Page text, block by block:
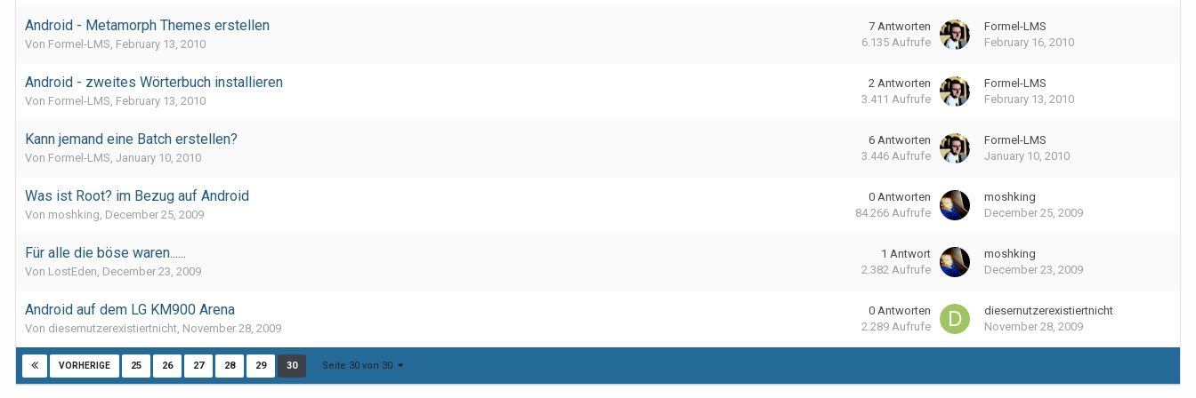
Android - Metamorph Themes erstellen
Von Formel-LMS, February 13, 2010
7 Antworten
6.135 Aufrufe
Formel-LMS
February 16, 2010
Android - zweites Wörterbuch installieren
Von Formel-LMS, February 13, 2010
2 Antworten
3.411 Aufrufe
Formel-LMS
February 13, 2010
Kann jemand eine Batch erstellen?
Von Formel-LMS, January 10, 2010
6 Antworten
3.446 Aufrufe
Formel-LMS
January 10, 2010
Was ist Root? im Bezug auf Android
Von moshking, December 25, 2009
0 Antworten
84.266 Aufrufe
moshking
December 25, 2009
Für alle die böse waren......
Von LostEden, December 23, 2009
1 Antwort
2.382 Aufrufe
moshking
December 23, 2009
Android auf dem LG KM900 Arena
Von diesernutzerexistiertnicht, November 28, 2009
0 Antworten
2.289 Aufrufe
diesernutzerexistiertnicht
November 28, 2009
VORHERIGE 25 26 27 28 29 30 Seite 30 von 30